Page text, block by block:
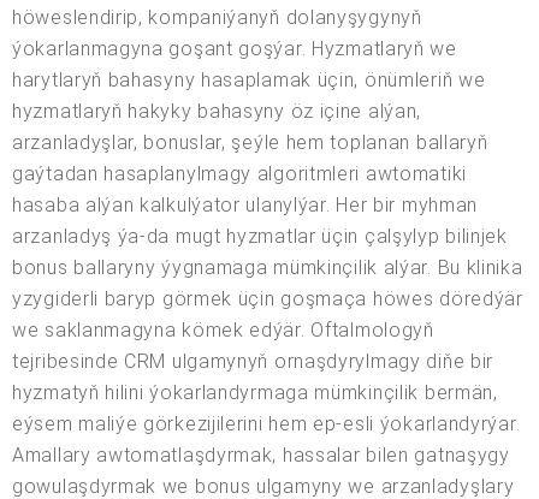
höweslendirip, kompaniýanyň dolanyşygynyň
ýokarlanmagyna goşant goşýar. Hyzmatlaryň we
harytlaryň bahasyny hasaplamak üçin, önümleriň we
hyzmatlaryň hakyky bahasyny öz içine alýan,
arzanladyşlar, bonuslar, şeýle hem toplanan ballaryň
gaýtadan hasaplanylmagy algoritmleri awtomatiki
hasaba alýan kalkulýator ulanylýar. Her bir myhman
arzanladyş ýa-da mugt hyzmatlar üçin çalşylyp bilinjek
bonus ballaryny ýygnamaga mümkinçilik alýar. Bu klinika
yzygiderli baryp görmek üçin goşmaça höwes döredýär
we saklanmagyna kömek edýär. Oftalmologyň
tejribesinde CRM ulgamynyň ornaşdyrylmagy diňe bir
hyzmatyň hilini ýokarlandyrmaga mümkinçilik bermän,
eýsem maliýe görkezijilerini hem ep-esli ýokarlandyrýar.
Amallary awtomatlaşdyrmak, hassalar bilen gatnaşygy
gowulaşdyrmak we bonus ulgamyny we arzanladyşlary